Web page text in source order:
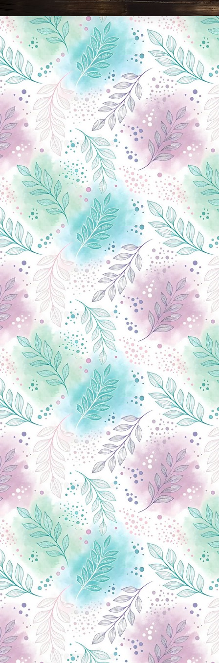
Новини Чернігова, Чернігівські новини, Чернігівський формат, новини Чернігова, події в Чернігові: політика, економіка, аналітика, культура, відеоновини, екологія, спортивний Чернігів, туризм, Чернігів